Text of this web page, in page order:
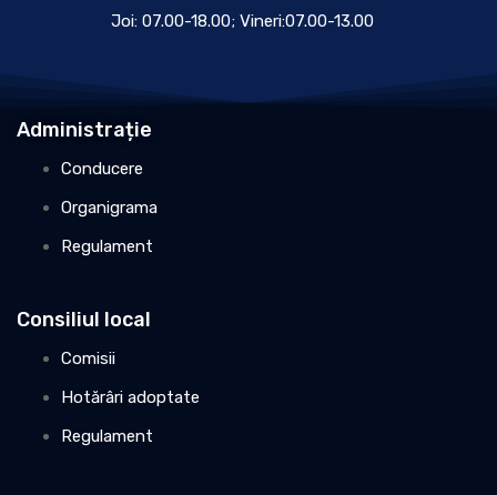
Joi: 07.00-18.00; Vineri:07.00-13.00
Administrație
Conducere
Organigrama
Regulament
Consiliul local
Comisii
Hotărâri adoptate
Regulament